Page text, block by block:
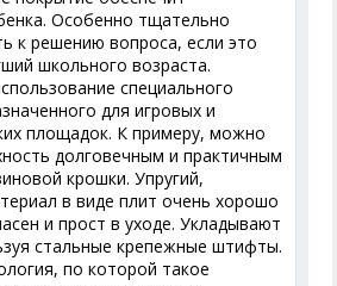
Особенно тщательно
к решению вопроса, если это
школьного возраста.
специального
для игровых и
площадок. К примеру, можно
долговечным и практичным
крошки. Упругий,
в виде плит очень хорошо
и прост в уходе. Укладывают
стальные крепежные штифты.
по которой такое